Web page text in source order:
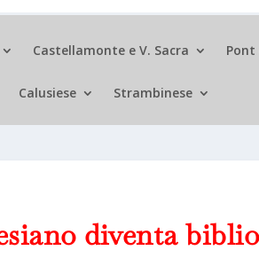
Castellamonte e V. Sacra Pont
Calusiese Strambinese
diventa